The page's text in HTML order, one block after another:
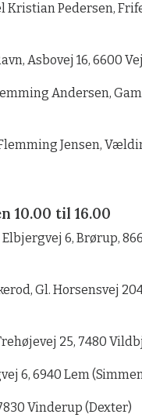
Kristian Pedersen,
Asbovej 16, 6600
Andersen,
Jensen,
10.00 til 16.00
6, Brørup,
Gl. Horsensvej
25, 7480
6, 6940 Lem
Vinderup (Dexter)